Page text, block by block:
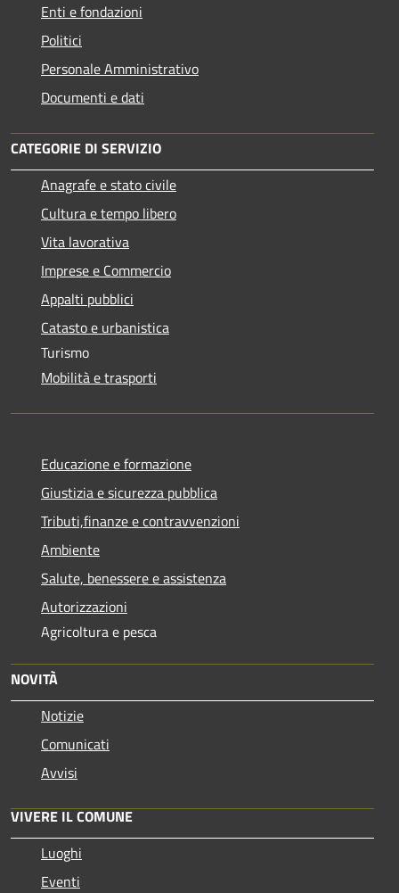
Enti e fondazioni
Politici
Personale Amministrativo
Documenti e dati
CATEGORIE DI SERVIZIO
Anagrafe e stato civile
Cultura e tempo libero
Vita lavorativa
Imprese e Commercio
Appalti pubblici
Catasto e urbanistica
Turismo
Mobilità e trasporti
Educazione e formazione
Giustizia e sicurezza pubblica
Tributi,finanze e contravvenzioni
Ambiente
Salute, benessere e assistenza
Autorizzazioni
Agricoltura e pesca
NOVITÀ
Notizie
Comunicati
Avvisi
VIVERE IL COMUNE
Luoghi
Eventi